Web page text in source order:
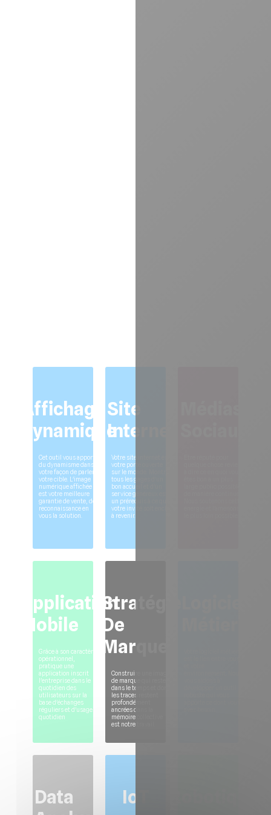
Affichage
dynamique
Cet outil vous apporte
du dynamisme dans
votre façon de parler à
votre cible. L'image
numérique affichée
est votre meilleure
garantie de vente, de
reconnaissance en
vous la solution.
Site
Internet
Votre site internet est
votre porte ouverte
sur le monde. Montrer
tous les gages d'un
bon accueil et d'un
service généreux est
un prérequis à ce que
votre invité soit enclin
à revenir.
Application
Mobile
Grâce à son caractère
opérationnel,
pratique une
application inscrit
l'entreprise dans le
quotidien des
utilisateurs sur la
base d'échanges
réguliers et d'usages
quotidien
Stratégie
De
Marque
Construire une image
de marque qui reste
dans le temps et dont
les traces restent
profondément
ancrées dans la
mémoire collective
est notre travail.
Data
IoT